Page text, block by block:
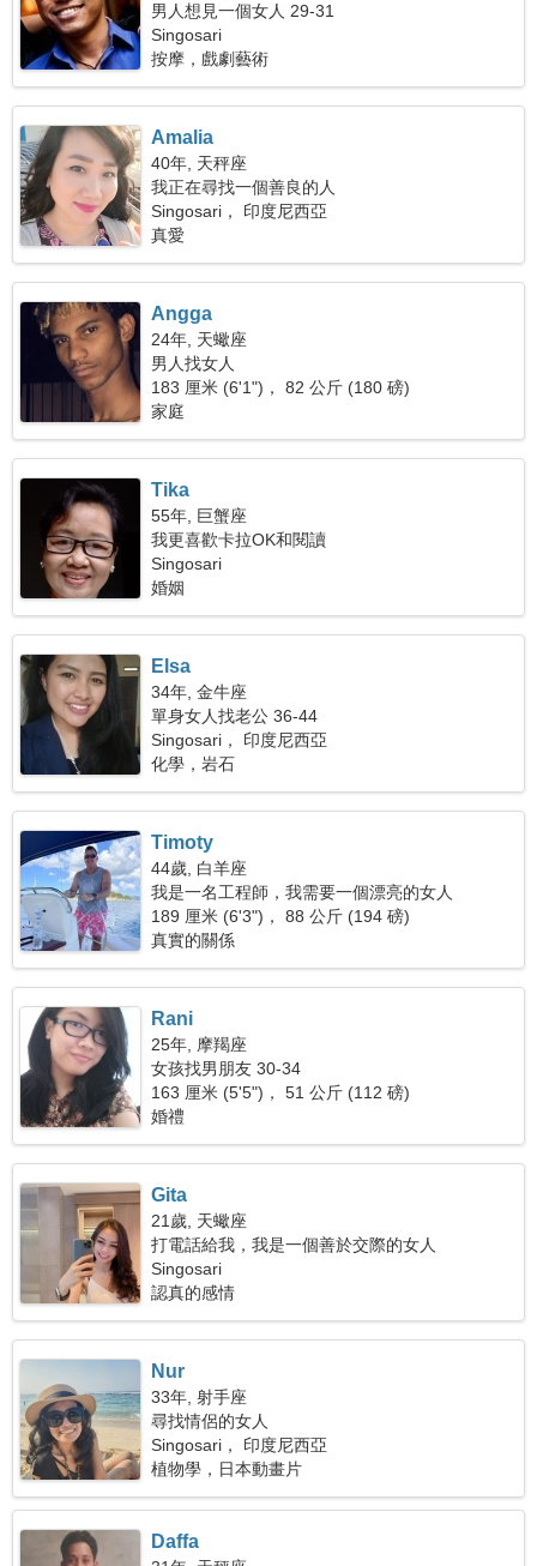
男人想見一個女人 29-31
Singosari
按摩，戲劇藝術
Amalia
40年, 天秤座
我正在尋找一個善良的人
Singosari， 印度尼西亞
真愛
Angga
24年, 天蠍座
男人找女人
183 厘米 (6'1")， 82 公斤 (180 磅)
家庭
Tika
55年, 巨蟹座
我更喜歡卡拉OK和閱讀
Singosari
婚姻
Elsa
34年, 金牛座
單身女人找老公 36-44
Singosari， 印度尼西亞
化學，岩石
Timoty
44歲, 白羊座
我是一名工程師，我需要一個漂亮的女人
189 厘米 (6'3")， 88 公斤 (194 磅)
真實的關係
Rani
25年, 摩羯座
女孩找男朋友 30-34
163 厘米 (5'5")， 51 公斤 (112 磅)
婚禮
Gita
21歲, 天蠍座
打電話給我，我是一個善於交際的女人
Singosari
認真的感情
Nur
33年, 射手座
尋找情侶的女人
Singosari， 印度尼西亞
植物學，日本動畫片
Daffa